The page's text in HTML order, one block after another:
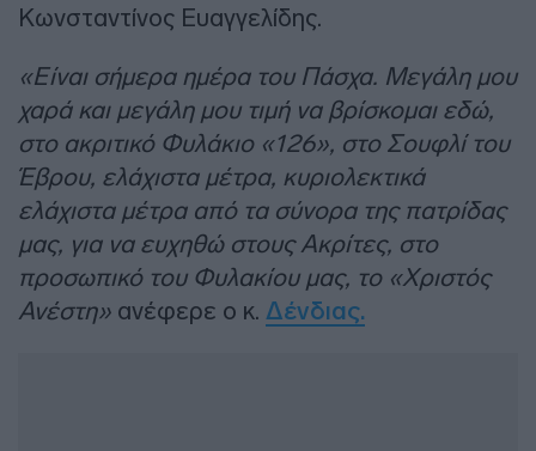
Κωνσταντίνος Ευαγγελίδης.
«Είναι σήμερα ημέρα του Πάσχα. Μεγάλη μου
χαρά και μεγάλη μου τιμή να βρίσκομαι εδώ,
στο ακριτικό Φυλάκιο «126», στο Σουφλί του
Έβρου, ελάχιστα μέτρα, κυριολεκτικά
ελάχιστα μέτρα από τα σύνορα της πατρίδας
μας, για να ευχηθώ στους Ακρίτες, στο
προσωπικό του Φυλακίου μας, το «Χριστός
Ανέστη» ανέφερε ο κ. Δένδιας.